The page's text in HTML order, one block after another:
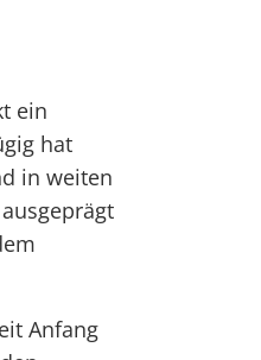
ein
hat
in weiten
Anfang